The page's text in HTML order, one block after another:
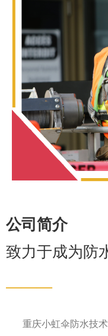
公司简介
致力于成为防
———
重庆小虹伞防水技术